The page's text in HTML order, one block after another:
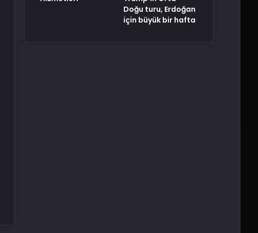
Doğu turu, Erdoğan
için büyük bir hafta